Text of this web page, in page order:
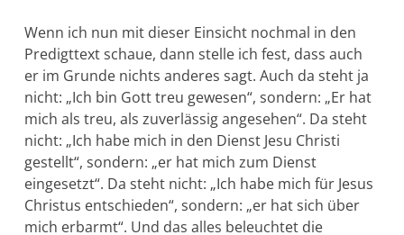
Wenn ich nun mit dieser Einsicht nochmal in den
Predigttext schaue, dann stelle ich fest, dass auch
er im Grunde nichts anderes sagt. Auch da steht ja
nicht: „Ich bin Gott treu gewe­sen“, sondern: „Er hat
mich als treu, als zuverlässig angesehen“. Da steht
nicht: „Ich habe mich in den Dienst Jesu Christi
gestellt“, son­dern: „er hat mich zum Dienst
eingesetzt“. Da steht nicht: „Ich habe mich für Jesus
Christus entschieden“, sondern: „er hat sich über
mich erbarmt“. Und das alles beleuchtet die